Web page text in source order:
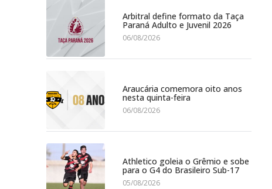
Arbitral define formato da Taça
Paraná Adulto e Juvenil 2026
06/08/2026
Araucária comemora oito anos
nesta quinta-feira
06/08/2026
Athletico goleia o Grêmio e sobe
para o G4 do Brasileiro Sub-17
05/08/2026